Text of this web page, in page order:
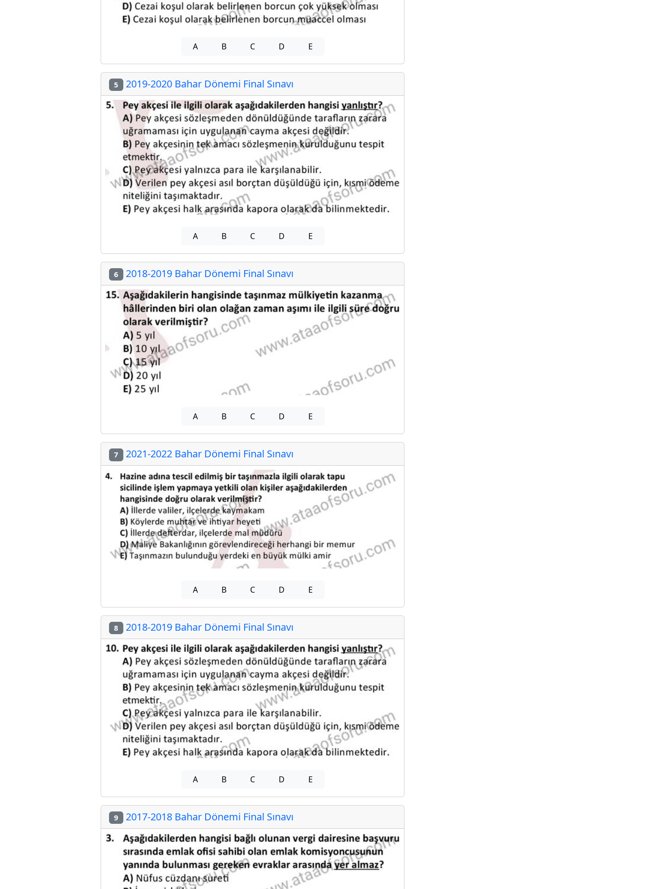
A B C D E
5 2019-2020 Bahar Dönemi Final Sınavı
A B C D E
6 2018-2019 Bahar Dönemi Final Sınavı
A B C D E
7 2021-2022 Bahar Dönemi Final Sınavı
A B C D E
8 2018-2019 Bahar Dönemi Final Sınavı
A B C D E
9 2017-2018 Bahar Dönemi Final Sınavı